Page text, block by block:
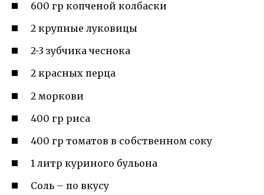
600 гр копченой колбаски
2 крупные луковицы
2-3 зубчика чеснока
2 красных перца
2 моркови
400 гр риса
400 гр томатов в собственном соку
1 литр куриного бульона
Соль – по вкусу